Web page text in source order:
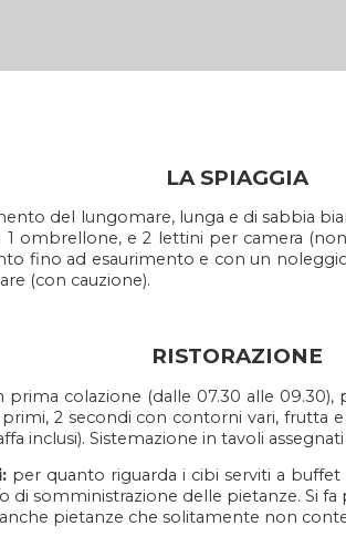
LA SPIAGGIA
del lungomare, lunga e di sabbia
ombrellone, e 2 lettini per camera
fino ad esaurimento e con un
(con cauzione).
RISTORAZIONE
colazione (dalle 07.30 alle 09.30),
2 secondi con contorni vari, frutta
inclusi). Sistemazione in tavoli
per quanto riguarda i cibi serviti a
di somministrazione delle pietanze. Si
pietanze che solitamente non